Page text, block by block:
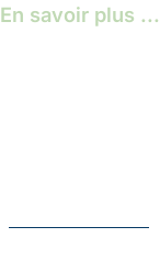
En savoir plus ...